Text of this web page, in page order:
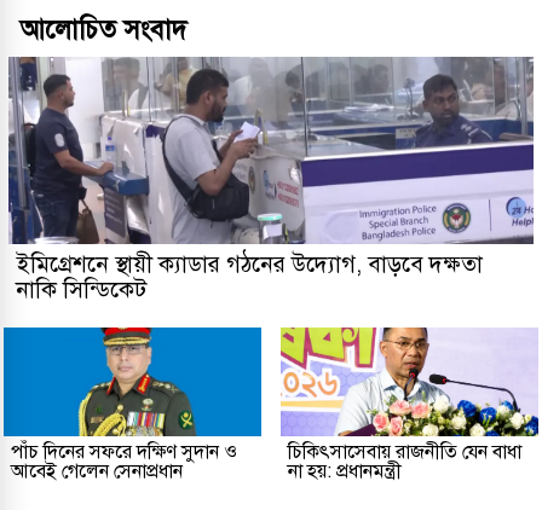
আলোচিত সংবাদ
ইমিগ্রেশনে স্থায়ী ক্যাডার গঠনের উদ্যোগ, বাড়বে দক্ষতা
নাকি সিন্ডিকেট
পাঁচ দিনের সফরে দক্ষিণ সুদান ও
আবেই গেলেন সেনাপ্রধান
চিকিৎসাসেবায় রাজনীতি যেন বাধা
না হয়: প্রধানমন্ত্রী